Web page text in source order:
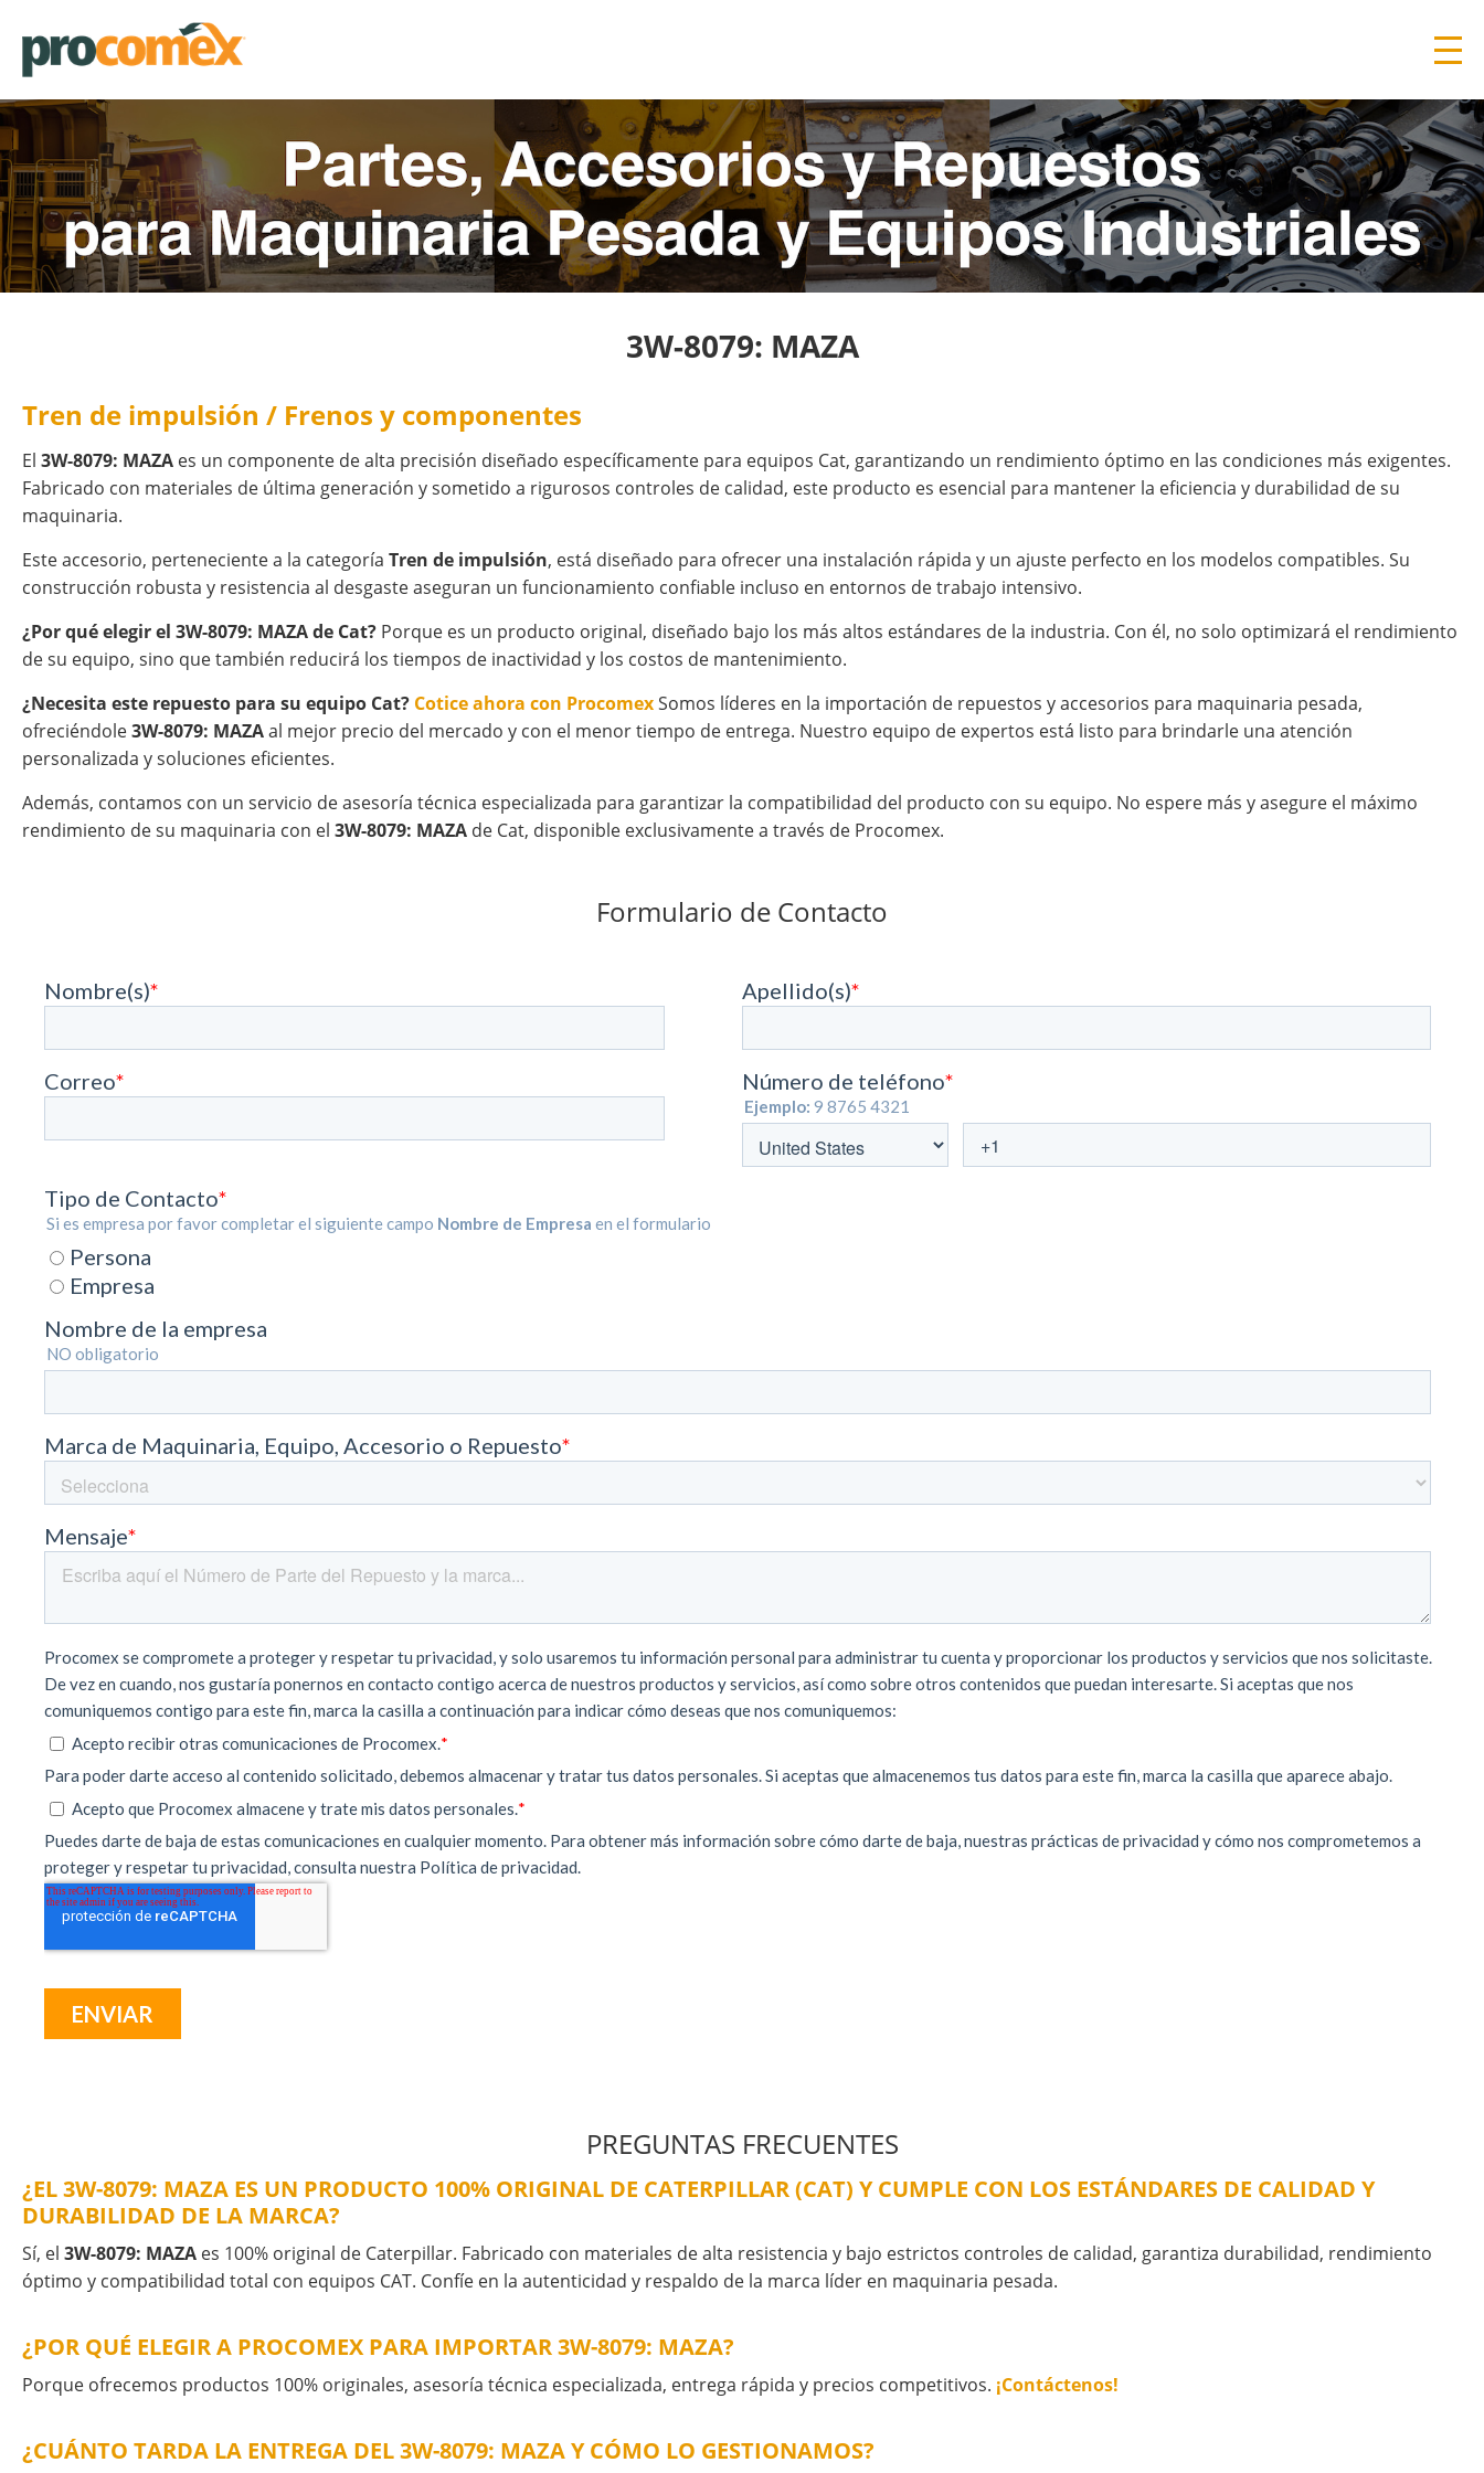
3W-8079: MAZA
Tren de impulsión / Frenos y componentes
El 3W-8079: MAZA es un componente de alta precisión diseñado específicamente para equipos Cat, garantizando un rendimiento óptimo en las condiciones más exigentes.
Fabricado con materiales de última generación y sometido a rigurosos controles de calidad, este producto es esencial para mantener la eficiencia y durabilidad de su
maquinaria.
Este accesorio, perteneciente a la categoría Tren de impulsión, está diseñado para ofrecer una instalación rápida y un ajuste perfecto en los modelos compatibles. Su
construcción robusta y resistencia al desgaste aseguran un funcionamiento confiable incluso en entornos de trabajo intensivo.
¿Por qué elegir el 3W-8079: MAZA de Cat? Porque es un producto original, diseñado bajo los más altos estándares de la industria. Con él, no solo optimizará el rendimiento
de su equipo, sino que también reducirá los tiempos de inactividad y los costos de mantenimiento.
¿Necesita este repuesto para su equipo Cat? Cotice ahora con ProcomexSomos líderes en la importación de repuestos y accesorios para maquinaria pesada,
ofreciéndole3W-8079: MAZAal mejor precio del mercado y con el menor tiempo de entrega. Nuestro equipo de expertos está listo para brindarle una atención
personalizada y soluciones eficientes.
Además, contamos con un servicio de asesoría técnica especializada para garantizar la compatibilidad del producto con su equipo. No espere más y asegure el máximo
rendimiento de su maquinaria con el 3W-8079: MAZA de Cat, disponible exclusivamente a través de Procomex.
Formulario de Contacto
PREGUNTAS FRECUENTES
¿EL 3W-8079: MAZA ES UN PRODUCTO 100% ORIGINAL DE CATERPILLAR (CAT) Y CUMPLE CON LOS ESTÁNDARES DE CALIDAD Y
DURABILIDAD DE LA MARCA?
Sí, el 3W-8079: MAZA es 100% original de Caterpillar. Fabricado con materiales de alta resistencia y bajo estrictos controles de calidad, garantiza durabilidad, rendimiento
óptimo y compatibilidad total con equipos CAT. Confíe en la autenticidad y respaldo de la marca líder en maquinaria pesada.
¿POR QUÉ ELEGIR A PROCOMEX PARA IMPORTAR 3W-8079: MAZA?
Porque ofrecemos productos 100% originales, asesoría técnica especializada, entrega rápida y precios competitivos. ¡Contáctenos!
¿CUÁNTO TARDA LA ENTREGA DEL 3W-8079: MAZA Y CÓMO LO GESTIONAMOS?